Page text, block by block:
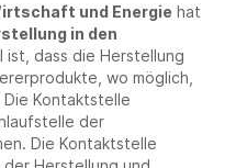
und Energie hat
in den
dass die Herstellung
wo möglich,
Kontaktstelle
der
Die Kontaktstelle